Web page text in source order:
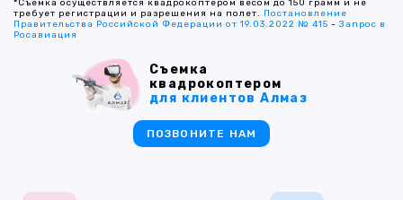
*Съемка осуществляется квадрокоптером весом до 150 грамм и не
требует регистрации и разрешения на полет. Постановление
Правительства Российской Федерации от 19.03.2022 № 415 -Запрос в
Росавиация
Съемка
квадрокоптером
для клиентов Алмаз
ПОЗВОНИТЕ НАМ